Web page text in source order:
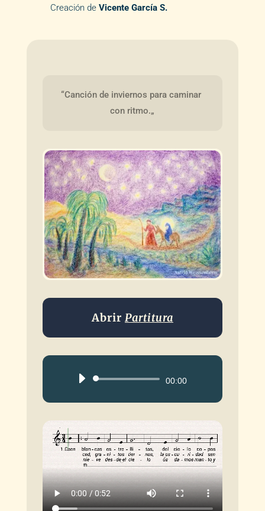
Creación de Vicente García S.
“Canción de inviernos para caminar
con ritmo.„
Abrir Partitura
Reproductor00:00